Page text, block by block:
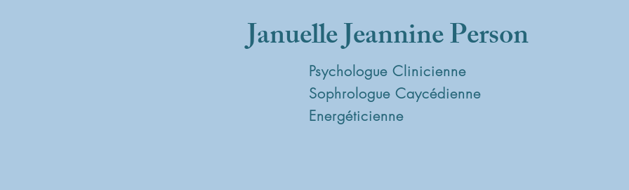
Januelle Jeannine Person
Psychologue Clinicienne
Sophrologue Caycédienne
Energéticienne